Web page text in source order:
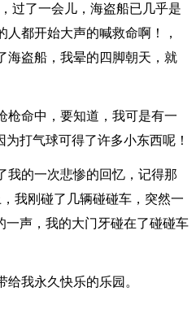
过了一会儿，海盗船已几乎是
都开始大声的喊救命啊！，
海盗船，我晕的四脚朝天，就
枪命中，要知道，我可是有一
打气球可得了许多小东西呢！
我的一次悲惨的回忆，记得那
我刚碰了几辆碰碰车，突然一
一声，我的大门牙碰在了碰碰车
我永久快乐的乐园。